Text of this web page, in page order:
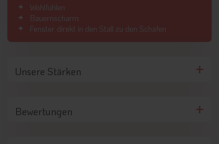
gemütlichen Balkon ausgestattet. Aufgrund der zentralen
Lage finden SieEinkaufsmöglichkeiten und Restaurants in
fußläufiger Nähe. Falls Sie nicht auswärts essen möchten,
können Sie in den voll ausgestatteten Küchen der
Aktivitäten rund um das Alpenjuwel
zählen vor allem die vielen
. Für Motorradfahrer gibt es spannende
Wohlfühlen
Bauernscharm
Fenster direkt in den Stall zu den Schafen
Unsere Stärken
Bewertungen